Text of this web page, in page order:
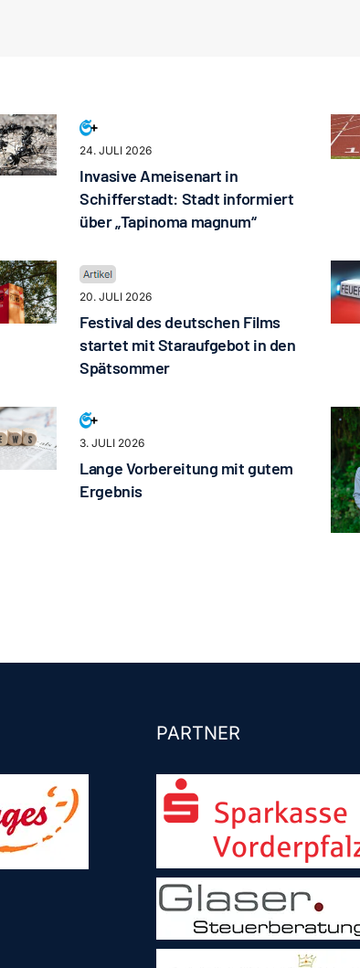
24. JULI 2026
Invasive Ameisenart in
Schifferstadt: Stadt informiert
über „Tapinoma magnum“
20. JULI 2026
Festival des deutschen Films
startet mit Staraufgebot in den
Spätsommer
3. JULI 2026
Lange Vorbereitung mit gutem
Ergebnis
PARTNER